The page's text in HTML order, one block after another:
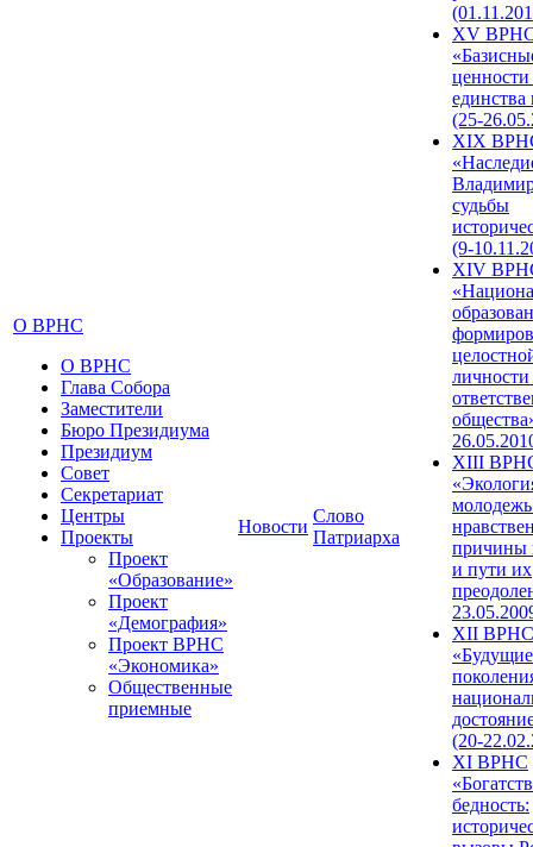
О ВРНС
О ВРНС
Глава Собора
Заместители
Бюро Президиума
Президиум
Совет
Секретариат
Центры
Проекты
Проект
«Образование»
Проект
«Демография»
Проект ВРНС
«Экономика»
Общественные
приемные
Новости
Слово
Патриарха
XV
единства
(25-
XIX
судьбы
(9-
XIV
XIII
причины
и пути их
XII ВРНС
«Будущие
(20-
XI ВРНС
бедность: